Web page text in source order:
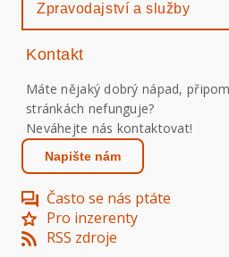
Zpravodajství a služby
Kontakt
Máte nějaký dobrý nápad,
stránkách nefunguje?
Neváhejte nás kontaktovat!
Napište nám
Často se nás ptáte
Pro inzerenty
RSS zdroje